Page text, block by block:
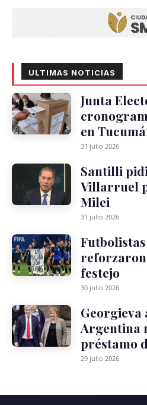
ULTIMAS NOTICIAS
Junta
en
31 julio 2026
Santilli
Villarruel
Milei
31 julio 2026
festejo
30 julio 2026
Georgieva
Argentina
préstamo
29 julio 2026